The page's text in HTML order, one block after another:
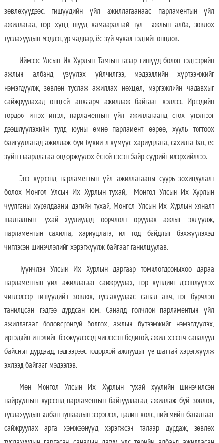
зөвлөхүүдээс, гишүүдийн үйл ажиллагаанаас парламентын үйл
ажиллагаа, нэр хүнд шууд хамааралтай тул ажлын алба, зөвлөх
туслахуудын мэдлэг, ур чадвар, ёс зүй чухал гэдгийг онцлов.
Иймээс Улсын Их Хурлын Тамгын газар гишүүд болон тэдгээрийн
ажлын албанд үзүүлэх үйлчилгээ, мэдээллийн хүртээмжийг
нэмэгдүүлж, зөвлөн туслаж ажиллах нөхцөл, мэргэжлийн чадавхыг
сайжруулахад онцгой анхаарч ажиллаж байгааг хэллээ. Иргэдийн
төрдөө итгэх итгэл, парламентын үйл ажиллагаанд өгөх үнэлгээг
дээшлүүлэхийн тулд юуны өмнө парламент өөрөө, хууль тогтоох
байгууллагад ажиллаж буй бүхий л хүмүүс хариуцлага, сахилга бат, ёс
зүйн шаардлагаа өндөржүүлэх ёстой гэсэн байр суурийг илэрхийллээ.
Энэ хүрээнд парламентын үйл ажиллагааны суурь зохицуулалт
болох Монгол Улсын Их Хурлын тухай, Монгол Улсын Их Хурлын
чуулганы хуралдааны дэгийн тухай, Монгол Улсын Их Хурлын хяналт
шалгалтын тухай хуулиудад өөрчлөлт оруулах ажлыг эхлүүлж,
парламентын сахилга, хариуцлага, ил тод байдлыг бэхжүүлэхэд
чиглэсэн шинэчлэлийг хэрэгжүүлж байгааг танилцуулав.
Түүнчлэн Улсын Их Хурлын даргаар томилогдсоныхоо дараа
парламентын үйл ажиллагааг сайжруулах, нэр хүндийг дээшлүүлэх
чиглэлээр гишүүдийн зөвлөх, туслахуудаас санал авч, нэг бүрчлэн
танилцсан гэдгээ дурдсан юм. Саналд голчлон парламентын үйл
ажиллагааг боловсронгуй болгох, ажлын бүтээмжийг нэмэгдүүлэх,
иргэдийн итгэлийг бэхжүүлэхэд чиглэсэн бодитой, ажил хэрэгч саналууд
байсныг дурдаад, тэдгээрээс тодорхой ажлуудыг үе шаттай хэрэгжүүлж
эхлээд байгааг мэдээлэв.
Мөн Монгол Улсын Их Хурлын тухай хуулийн шинэчилсэн
найруулгын хүрээнд парламентын байгууллагад ажиллаж буй зөвлөх,
туслахуудын албан тушаалын зэрэглэл, цалин хөлс, нийгмийн баталгааг
сайжруулах арга хэмжээнүүд хэрэгжсэн талаар дурдаж, зөвлөх